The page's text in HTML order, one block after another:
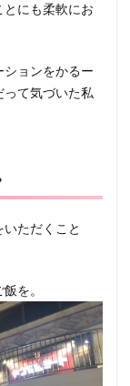
にも柔軟にお
ョンをかるー
って気づいた私
ただくこと
を。